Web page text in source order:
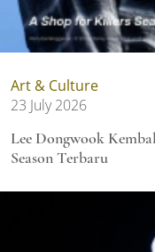
Art & Culture
23 July 2026
Lee Dongwook
Season Terbaru